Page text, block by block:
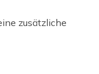
zusätzliche